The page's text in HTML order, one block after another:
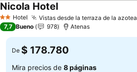
2 Estrellas
Hotel Vistas desde la terraza de la azotea
Nicola Hotel
7,7 Bueno 978 Atenas
De $ 178.780
Mira precios de 8 páginas